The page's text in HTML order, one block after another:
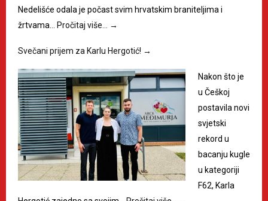
Nedelišće odala je počast svim hrvatskim braniteljima i
žrtvama…
Pročitaj više… →
Svečani prijem za Karlu Hergotić! →
Nakon što je
u Češkoj
postavila novi
svjetski
rekord u
bacanju kugle
u kategoriji
F62, Karla